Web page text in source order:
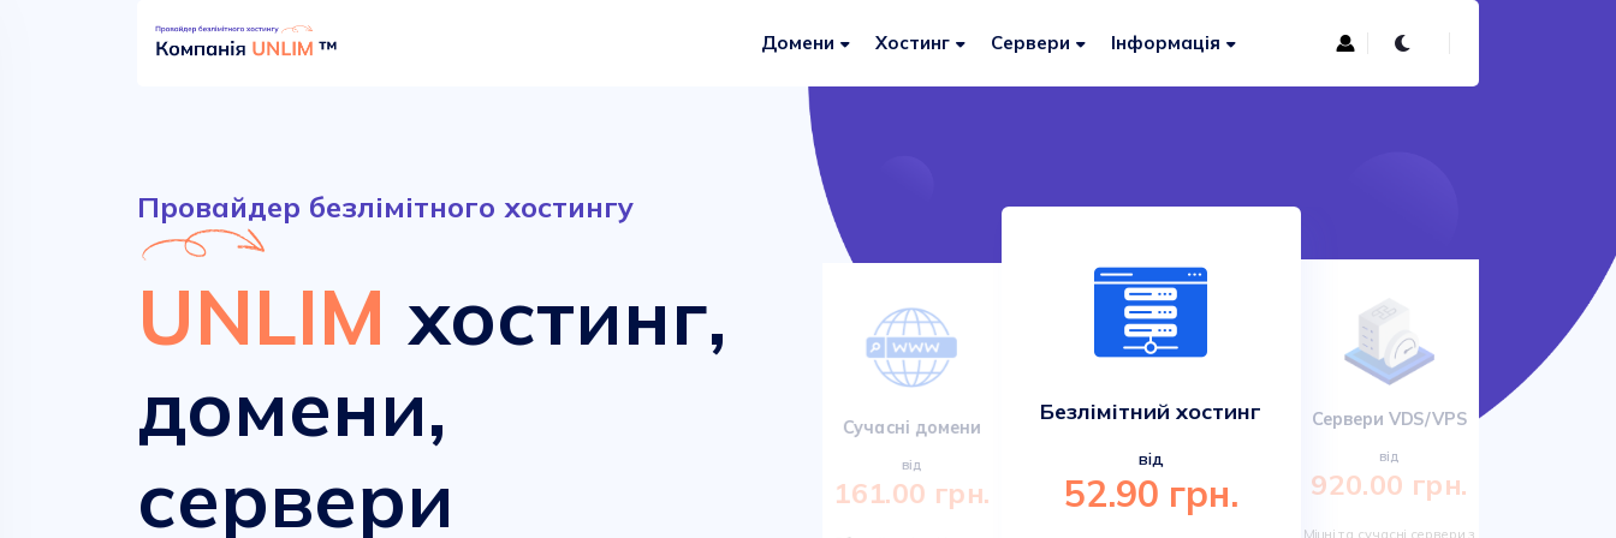
Домени Хостинг Сервери Інформація
Провайдер безлімітного хостингу
UNLIM хостинг,
домени,
сервери
Сучасні домени
161.00 грн.
Безлімітний хостинг
52.90 грн.
Сучасні домени
від
161.00 грн.
Безлімітний хостинг
від
52.90 грн.
Сервери VDS/VPS
від
920.00 грн.